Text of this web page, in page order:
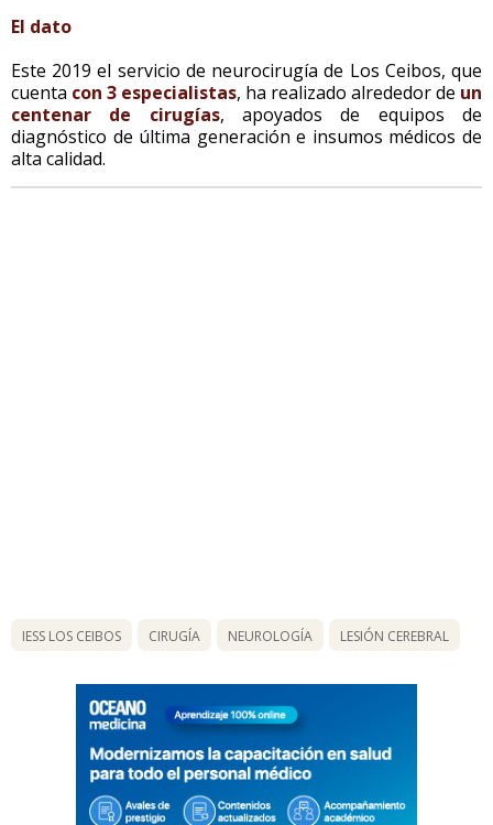
El dato
Este 2019 el servicio de neurocirugía de Los Ceibos, que
cuenta con 3 especialistas, ha realizado alrededor de un
centenar de cirugías, apoyados de equipos de
diagnóstico de última generación e insumos médicos de
alta calidad.
IESS LOS CEIBOS CIRUGÍA NEUROLOGÍA LESIÓN CEREBRAL